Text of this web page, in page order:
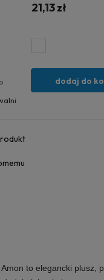
21,13 zł
dodaj do
to elegancki plusz,